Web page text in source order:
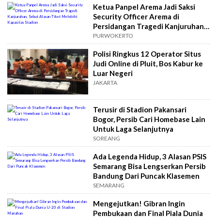
Ketua Panpel Arema Jadi Saksi
Security Officer Arema di
Persidangan Tragedi Kanjuruhan,
Sebut Alasan Tiket Melebihi
Kapasitas Stadion
PURWOKERTO
Polisi Ringkus 12 Operator Situs
Judi Online di Pluit, Bos Kabur ke
Luar Negeri
JAKARTA
Terusir di Stadion Pakansari
Bogor, Persib Cari Homebase Lain
Untuk Laga Selanjutnya
SOREANG
Ada Legenda Hidup, 3 Alasan PSIS
Semarang Bisa Lengserkan Persib
Bandung Dari Puncak Klasemen
SEMARANG
Mengejutkan! Gibran Ingin
Pembukaan dan Final Piala Dunia